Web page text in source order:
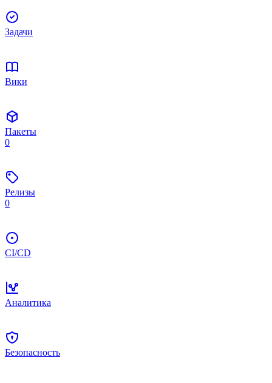
Задачи
Вики
Пакеты
0
Релизы
0
CI/CD
Аналитика
Безопасность